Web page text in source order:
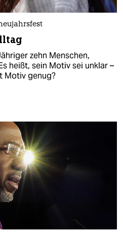
zehn Menschen,
heißt, sein Motiv sei unklar –
Motiv genug?